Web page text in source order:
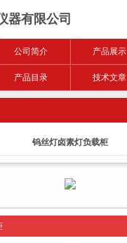
器有限公司
公司简介 产品展示
产品目录 技术文章
钨丝灯卤素灯负载柜